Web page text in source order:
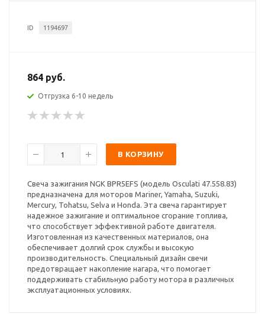
ID 1194697
864 руб.
Отгрузка 6-10 недель
В КОРЗИНУ
Свеча зажигания NGK BPR5EFS (модель Osculati 47.558.83)
предназначена для моторов Mariner, Yamaha, Suzuki,
Mercury, Tohatsu, Selva и Honda. Эта свеча гарантирует
надежное зажигание и оптимальное сгорание топлива,
что способствует эффективной работе двигателя.
Изготовленная из качественных материалов, она
обеспечивает долгий срок службы и высокую
производительность. Специальный дизайн свечи
предотвращает накопление нагара, что помогает
поддерживать стабильную работу мотора в различных
эксплуатационных условиях.